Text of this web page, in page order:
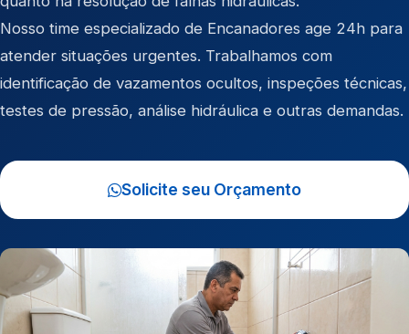
Nosso time especializado de Encanadores age 24h para
atender situações urgentes. Trabalhamos com
identificação de vazamentos ocultos, inspeções técnicas,
testes de pressão, análise hidráulica e outras demandas.
Solicite seu Orçamento